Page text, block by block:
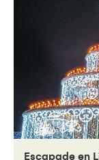
Escapade en